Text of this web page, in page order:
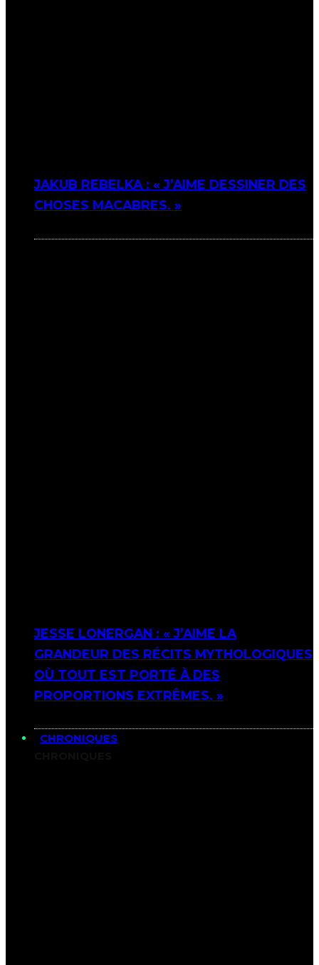
JAKUB REBELKA : « J’AIME DESSINER DES
CHOSES MACABRES. »
JESSE LONERGAN : « J’AIME LA
GRANDEUR DES RÉCITS MYTHOLOGIQUES
OÙ TOUT EST PORTÉ À DES
PROPORTIONS EXTRÊMES. »
CHRONIQUES